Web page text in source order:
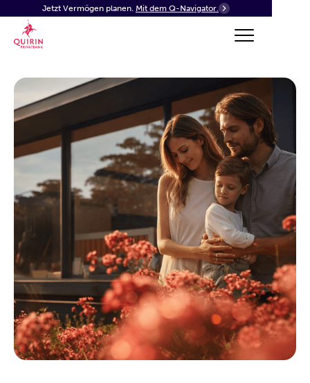
Jetzt Vermögen planen. Mit dem Q-Navigator.